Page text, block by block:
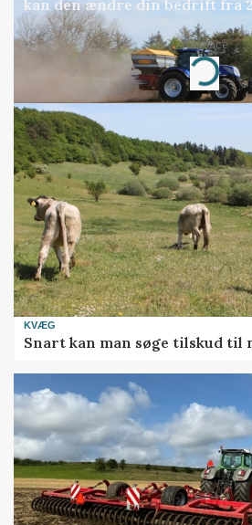
kan den ændre din bedrift fra
Annonce
Loading...
KVÆG
Snart kan man søge tilskud